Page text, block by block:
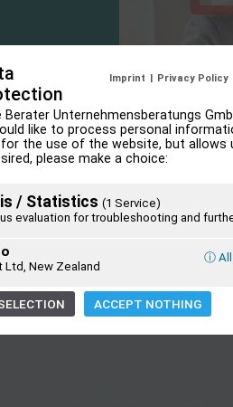
risorse
i contesti
e che siano
del
dalla
Imprint | Privacy Policy
Berater Unternehmensberatungs
like to process personal
the use of the website, but
please make a choice:
/ Statistics (1 Service)
evaluation for troubleshooting and
Ltd, New Zealand
ⓘ All
ACCEPT NOTHING